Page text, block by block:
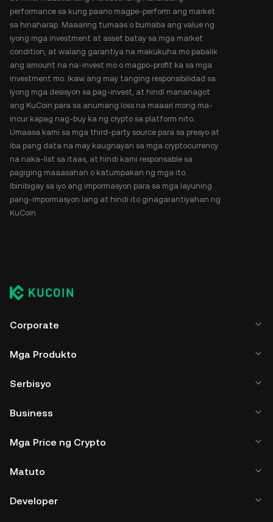
performance sa kung paano magpe-perform ang market
sa hinaharap. Maaaring tumaas o bumaba ang value ng
iyong mga investment at asset batay sa mga market
condition, at walang garantiya na makukuha mo pabalik
ang amount na na-invest mo o magpo-profit ka sa mga
investment mo. Ikaw ang may tanging responsibilidad sa
iyong mga desisyon sa pag-invest, at hindi mananagot
ang KuCoin para sa anumang loss na maaari mong ma-
incur kapag nag-buy ka ng crypto sa platform nito.
Umaasa kami sa mga third-party source para sa presyo at
iba pang data na may kaugnayan sa mga cryptocurrency
na naka-list sa itaas, at hindi kami responsable sa
pagiging maaasahan o katumpakan ng mga ito.
Ibinibigay sa iyo ang impormasyon para sa mga layuning
pang-impormasyon lang at hindi ito ginagarantiyahan ng
KuCoin.
Corporate
Mga Produkto
Serbisyo
Business
Mga Price ng Crypto
Matuto
Developer